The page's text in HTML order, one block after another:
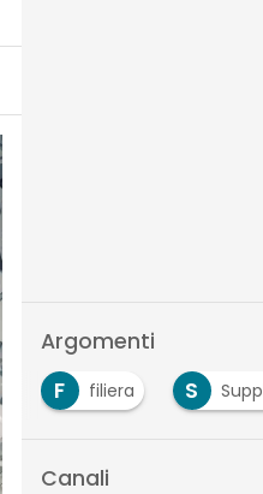
Argomenti
F
filiera S
Canali